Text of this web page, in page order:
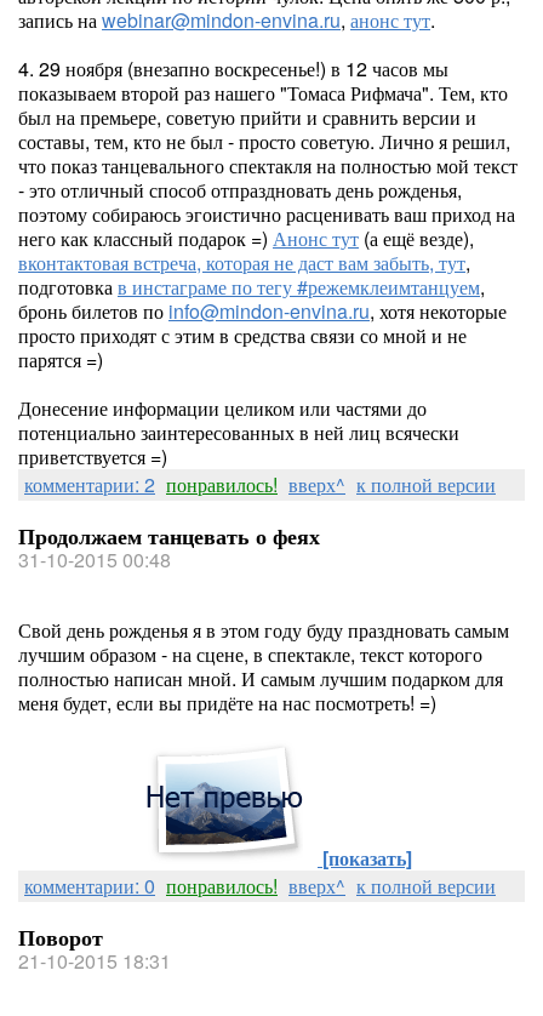
запись наwebinar@mindon-envina.ru, анонс тут.
4. 29 ноября (внезапно воскресенье!) в 12 часов мы
показываем второй раз нашего "Томаса Рифмача". Тем, кто
был на премьере, советую прийти и сравнить версии и
составы, тем, кто не был - просто советую. Лично я решил,
что показ танцевального спектакля на полностью мой текст
- это отличный способ отпраздновать день рожденья,
поэтому собираюсь эгоистично расценивать ваш приход на
него как классный подарок =) Анонс тут (а ещё везде),
вконтактовая встреча, которая не даст вам забыть, тут,
подготовкав инстаграме по тегу #режемклеимтанцуем,
бронь билетов по info@mindon-envina.ru, хотя некоторые
просто приходят с этим в средства связи со мной и не
парятся =)
Донесение информации целиком или частями до
потенциально заинтересованных в ней лиц всячески
приветствуется =)
комментарии: 2 понравилось! вверх^ к полной версии
Продолжаем танцевать о феях
31-10-2015 00:48
Свой день рожденья я в этом году буду праздновать самым
лучшим образом - на сцене, в спектакле, текст которого
полностью написан мной. И самым лучшим подарком для
меня будет, если вы придёте на нас посмотреть! =)
[показать]
комментарии: 0 понравилось! вверх^ к полной версии
Поворот
21-10-2015 18:31